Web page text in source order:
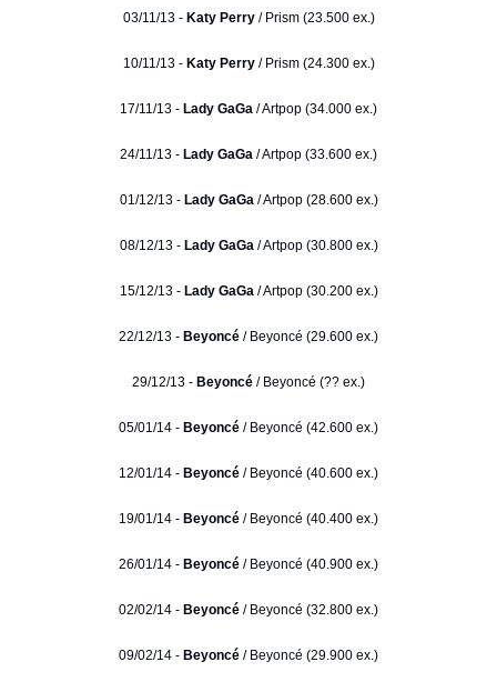
03/11/13 - Katy Perry/ Prism (23.500 ex.)
10/11/13 - Katy Perry/ Prism (24.300 ex.)
17/11/13 - Lady GaGa / Artpop (34.000 ex.)
24/11/13 - Lady GaGa / Artpop (33.600 ex.)
01/12/13 - Lady GaGa/ Artpop (28.600 ex.)
08/12/13 - Lady GaGa/ Artpop (30.800 ex.)
15/12/13 - Lady GaGa/ Artpop (30.200 ex.)
22/12/13 - Beyoncé / Beyoncé (29.600 ex.)
29/12/13 - Beyoncé / Beyoncé (?? ex.)
05/01/14 - Beyoncé / Beyoncé (42.600 ex.)
12/01/14 - Beyoncé / Beyoncé (40.600 ex.)
19/01/14 - Beyoncé / Beyoncé (40.400 ex.)
26/01/14 - Beyoncé / Beyoncé (40.900 ex.)
02/02/14 - Beyoncé / Beyoncé (32.800 ex.)
09/02/14 - Beyoncé / Beyoncé (29.900 ex.)